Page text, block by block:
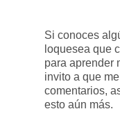
Si conoces
loquesea que
para aprender
invito a que
comentarios,
esto aún más.